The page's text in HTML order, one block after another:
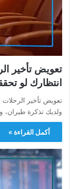
انتظارك لو
تعويض تأخير
ولديك تذكرة
أكمل القراءة »